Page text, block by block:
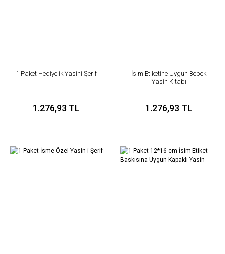
1 Paket Hediyelik Yasini Şerif
1.276,93 TL
İsim Etiketine Uygun Bebek
Yasin Kitabı
1.276,93 TL